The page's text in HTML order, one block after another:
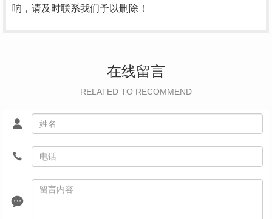
响，请及时联系我们予以删除！
在线留言
RELATED TO RECOMMEND